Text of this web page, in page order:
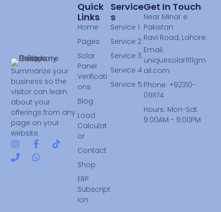
Summarize your
business so the
visitor can learn
about your
offerings from any
page on your
website.
Service
S
Service 1
Service 2
Service 3
Service 4
Service 5
Quick
Links
Home
Pages
Solar
Panel
Verificati
ons
Blog
Load
Calculat
or
Contact
Shop
ERP
Subscript
ion
Get In Touch
Near Minar e
Pakistan
Ravi Road, Lahore.
Email:
uniquesolar1111gm
ail.com
Phone: +92310-
0111174
Hours: Mon-Sat
9:00AM - 9:00PM